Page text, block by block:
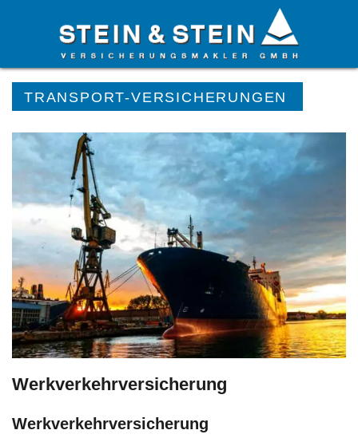
» Versicherungen»Betriebliche Versicherungen »
TRANSPORT-VERSICHERUNGEN
Werkverkehrversicherung
Werkverkehrversicherung